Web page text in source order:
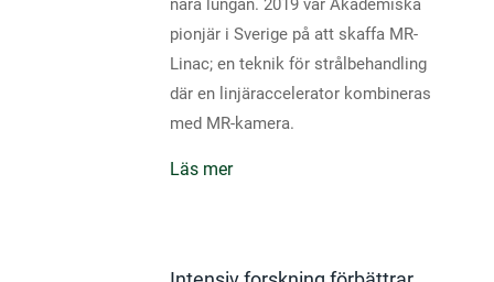
nära lungan. 2019 var Akademiska
pionjär i Sverige på att skaffa MR-
Linac; en teknik för strålbehandling
där en linjäraccelerator kombineras
med MR-kamera.
Läs mer